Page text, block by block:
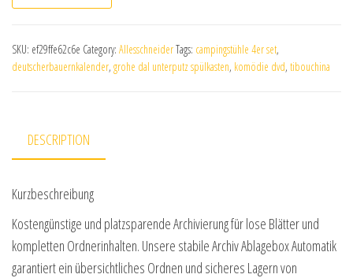
SKU: ef29ffe62c6e Category: AllesschneiderTags: campingstühle 4er set,
deutscherbauernkalender, grohe dal unterputz spülkasten, komödie dvd, tibouchina
DESCRIPTION
Kurzbeschreibung
Kostengünstige und platzsparende Archivierung für lose Blätter und
kompletten Ordnerinhalten. Unsere stabile Archiv Ablagebox Automatik
garantiert ein übersichtliches Ordnen und sicheres Lagern von